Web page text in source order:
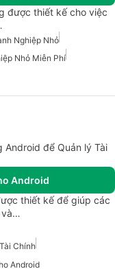
được thiết kế cho việc
Nghiệp Nhỏ
Nhỏ Miễn Phí
Android để Quản lý Tài
Android
thiết kế để giúp các
và…
Chính
Android